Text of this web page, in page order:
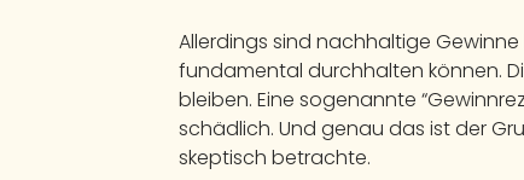
Allerdings sind nachhaltige
fundamental durchhalten können.
bleiben. Eine sogenannte
schädlich. Und genau das ist der
skeptisch betrachte.